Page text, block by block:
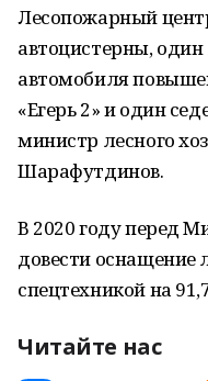
Лесопожарный
автоцистерны,
автомобиля
«Егерь 2» и один
министр лесного
Шарафутдинов.
В 2020 году перед
довести оснащение
спецтехникой на
Читайте нас